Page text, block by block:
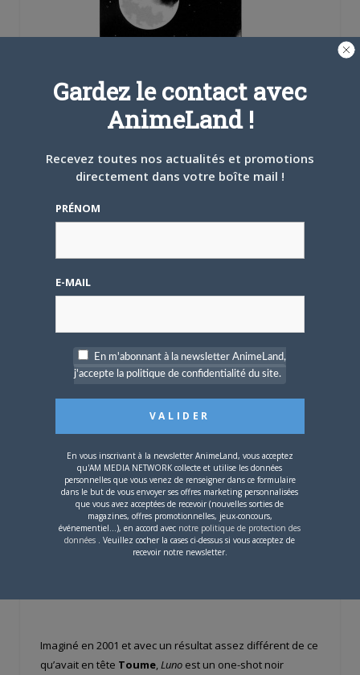
Imaginé en 2001 et avec un résultat assez différent de ce
qu’avait en tête Toume Luno est un one-shot noir
Gardez le contact avec
AnimeLand !
Recevez toutes nos actualités et promotions
directement dans votre boîte mail !
PRÉNOM
E-MAIL
En m'abonnant à la newsletter AnimeLand,
j'accepte la politique de confidentialité du site.
En vous inscrivant à la newsletter AnimeLand, vous acceptez
qu'AM MEDIA NETWORK collecte et utilise les données
personnelles que vous venez de renseigner dans ce formulaire
dans le but de vous envoyer ses offres marketing personnalisées
que vous avez acceptées de recevoir (nouvelles sorties de
magazines, offres promotionnelles, jeux-concours,
événementiel...), en accord avec notre politique de protection des
données . Veuillez cocher la cases ci-dessus si vous acceptez de
recevoir notre newsletter.